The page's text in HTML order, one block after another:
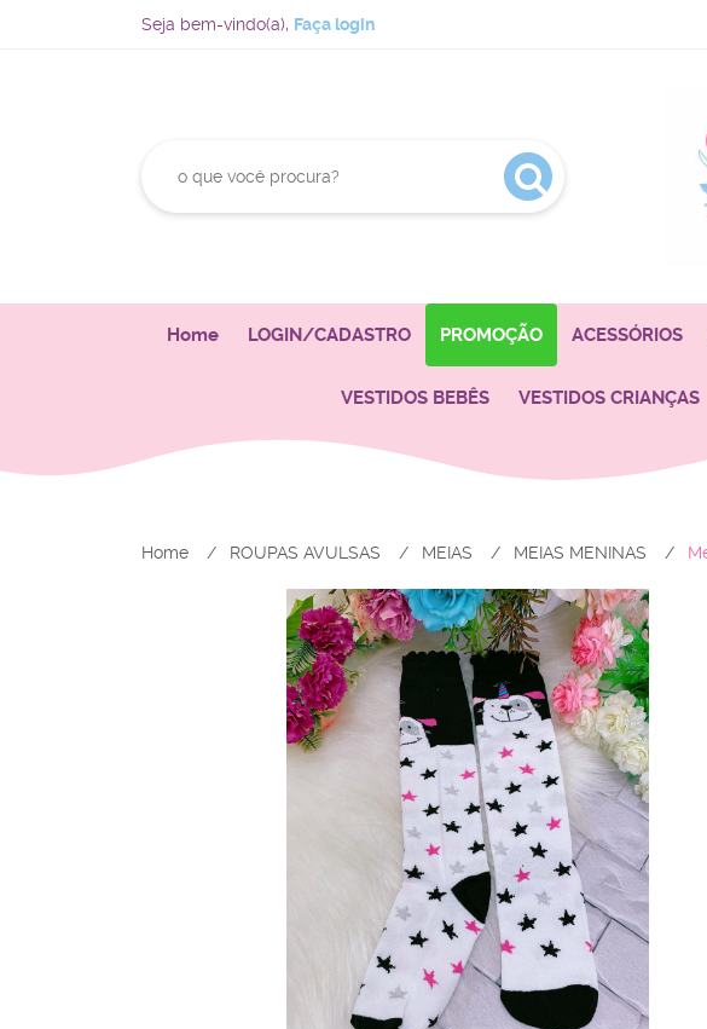
Seja bem-vindo(a), Faça login
Home LOGIN/CADASTRO PROMOÇÃO ACESSÓRIOS
VESTIDOS BEBÊS VESTIDOS CRIANÇAS
Home ROUPAS AVULSAS MEIAS MEIAS MENINAS